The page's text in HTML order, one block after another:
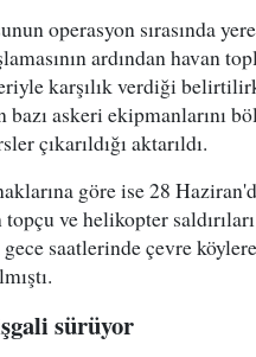
operasyon sırasında
ardından havan
karşılık verdiği
askeri ekipmanlarını
çıkarıldığı aktarıldı.
göre ise 28
ve helikopter
gece saatlerinde çevre
sürüyor